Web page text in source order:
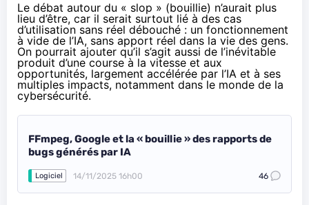
Le débat autour du « slop » (bouillie) n’aurait plus
lieu d’être, car il serait surtout lié à des cas
d’utilisation sans réel débouché : un fonctionnement
à vide de l’IA, sans apport réel dans la vie des gens.
On pourrait ajouter qu’il s’agit aussi de l’inévitable
produit d’une course à la vitesse et aux
opportunités, largement accélérée par l’IA et à ses
multiples impacts, notamment dans le monde de la
cybersécurité.
FFmpeg, Google et la « bouillie » des rapports de
bugs générés par IA
Logiciel 14/11/2025 16h00 46